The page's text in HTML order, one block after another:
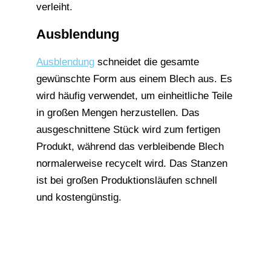
verleiht.
Ausblendung
Ausblendung schneidet die gesamte
gewünschte Form aus einem Blech aus. Es
wird häufig verwendet, um einheitliche Teile
in großen Mengen herzustellen. Das
ausgeschnittene Stück wird zum fertigen
Produkt, während das verbleibende Blech
normalerweise recycelt wird. Das Stanzen
ist bei großen Produktionsläufen schnell
und kostengünstig.